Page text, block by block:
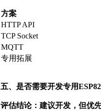
方案
HTTP API
TCP Socket
MQTT
专用拓展
五、是否需要开发专用
评估结论：建议开发，但优